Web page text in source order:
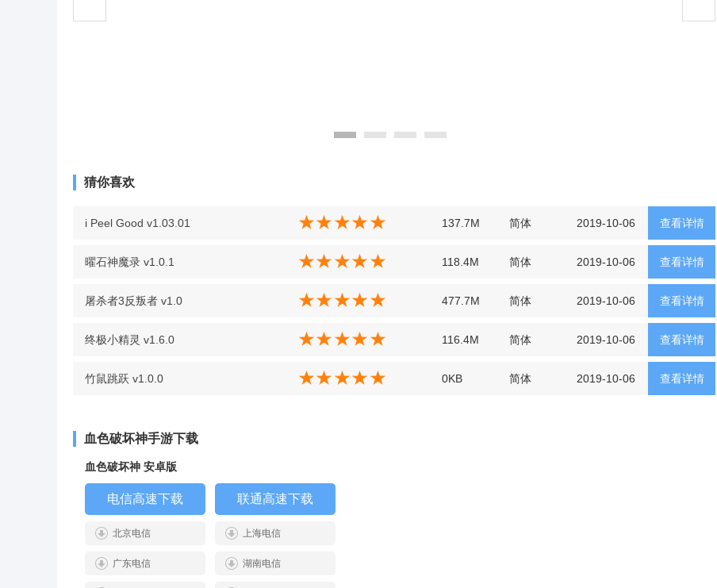
猜你喜欢
查看详情
i Peel Good v1.03.01 137.7M 简体 2019-10-06
查看详情
曜石神魔录 v1.0.1 118.4M 简体 2019-10-06
查看详情
屠杀者3反叛者 v1.0 477.7M 简体 2019-10-06
查看详情
终极小精灵 v1.6.0 116.4M 简体 2019-10-06
查看详情
竹鼠跳跃 v1.0.0 0KB 简体 2019-10-06
血色破坏神手游下载
血色破坏神 安卓版
电信高速下载 联通高速下载
北京电信 上海电信
广东电信 湖南电信